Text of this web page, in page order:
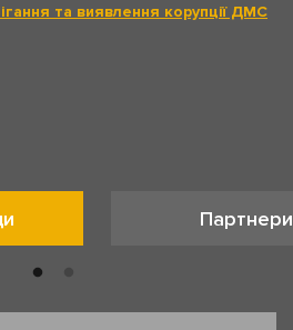
та виявлення корупції ДМС
Партнери